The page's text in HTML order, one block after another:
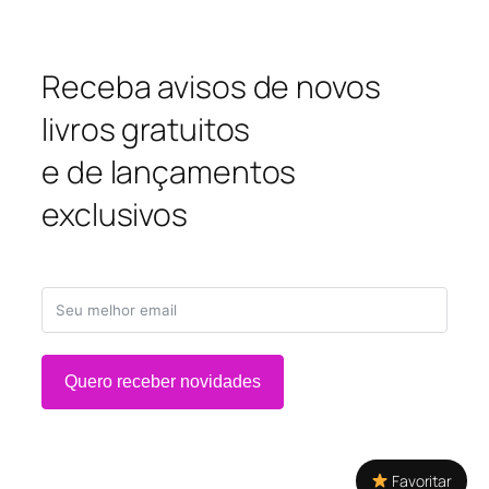
Receba avisos de novos
livros gratuitos
e de lançamentos
exclusivos
Quero receber novidades
Favoritar